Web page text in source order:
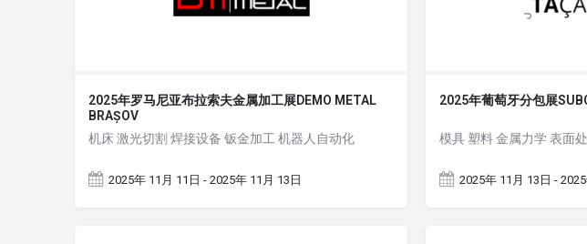
2025年罗马尼亚布拉索夫金属加工展DEMO METAL
BRAȘOV
机床 激光切割 焊接设备 钣金加工 机器人自动化
2025年 11月 11日 - 2025年 11月 13日
2025年葡萄牙分包展
模具 塑料 金属力学 表面
2025年 11月 13日 -